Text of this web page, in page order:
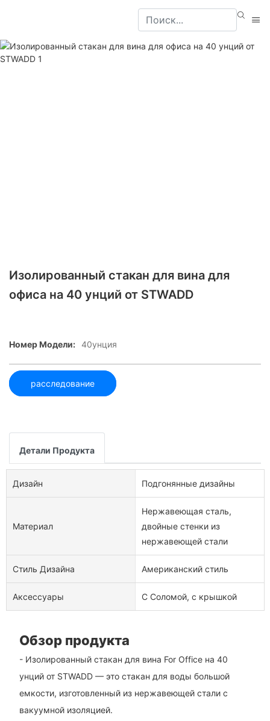
Изолированный стакан для вина для
офиса на 40 унций от STWADD
Номер Модели: 40унция
расследование
Детали Продукта
Дизайн Подгонянные дизайны
Материал
Нержавеющая сталь,
двойные стенки из
нержавеющей стали
Стиль Дизайна Американский стиль
Аксессуары С Соломой, с крышкой
Обзор продукта
- Изолированный стакан для вина For Office на 40
унций от STWADD — это стакан для воды большой
емкости, изготовленный из нержавеющей стали с
вакуумной изоляцией.